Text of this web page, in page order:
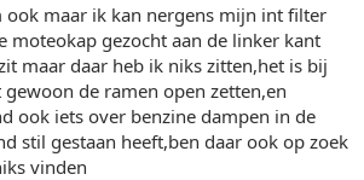
ook maar ik kan nergens mijn int filter
moteokap gezocht aan de linker kant
maar daar heb ik niks zitten,het is bij
de ramen open zetten,en
ook iets over benzine dampen in de
stil gestaan heeft,ben daar ook op zoek
vinden